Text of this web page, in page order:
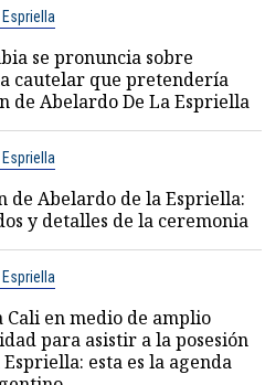
se pronuncia sobre
cautelar que pretendería
de Abelardo De La Espriella
de Abelardo de la Espriella:
y detalles de la ceremonia
en medio de amplio
para asistir a la posesión
esta es la agenda